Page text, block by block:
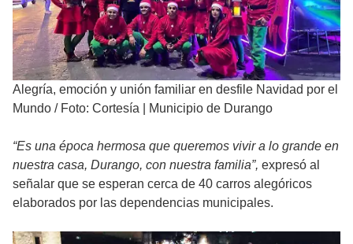
Alegría, emoción y unión familiar en desfile Navidad por el
Mundo / Foto: Cortesía | Municipio de Durango
“Es una época hermosa que queremos vivir a lo grande en
nuestra casa, Durango, con nuestra familia”, expresó al
señalar que se esperan cerca de 40 carros alegóricos
elaborados por las dependencias municipales.